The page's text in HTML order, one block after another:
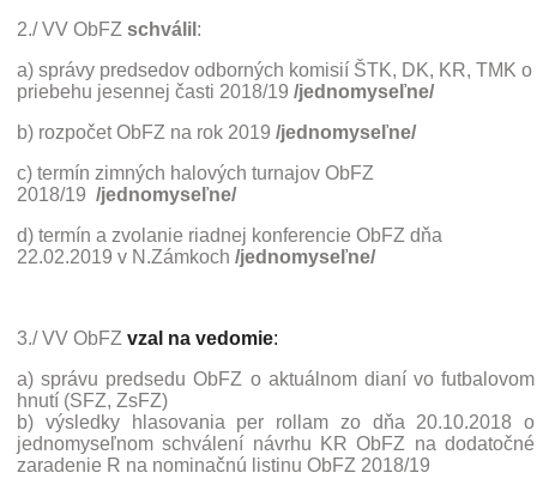
2./ VV ObFZ schválil :
a) správy predsedov odborných komisií ŠTK, DK, KR, TMK o
priebehu jesennej časti 2018/19 /jednomyseľne/
b) rozpočet ObFZ na rok 2019 /jednomyseľne/
c) termín zimných halových turnajov ObFZ
2018/19 /jednomyseľne/
d) termín a zvolanie riadnej konferencie ObFZ dňa
22.02.2019 v N.Zámkoch /jednomyseľne/
3./ VV ObFZ vzal na vedomie:
a) správu predsedu ObFZ o aktuálnom dianí vo futbalovom
hnutí (SFZ, ZsFZ)
b) výsledky hlasovania per rollam zo dňa 20.10.2018 o
jednomyseľnom schválení návrhu KR ObFZ na dodatočné
zaradenie R na nominačnú listinu ObFZ 2018/19